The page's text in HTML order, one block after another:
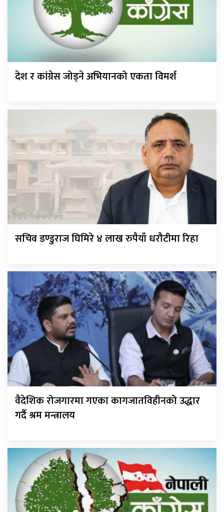
देश र कांग्रेस जोड्ने अभियानको एकता विमर्श
सचिव डण्डुराज घिमिरे ४ लाख रुपैयाँ धरौटीमा रिहा
वैदेशिक रोजगारमा गएका कागजातविहीनको उद्धार
गर्दै श्रम मन्त्रालय